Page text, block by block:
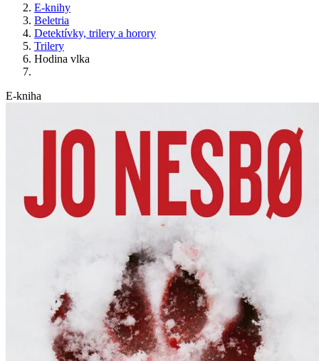
E-knihy
Beletria
Detektívky, trilery a horory
Trilery
Hodina vlka
E-kniha